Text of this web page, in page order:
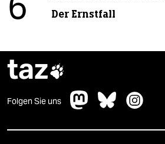
6 Der Ernstfall
taz
Folgen Sie uns